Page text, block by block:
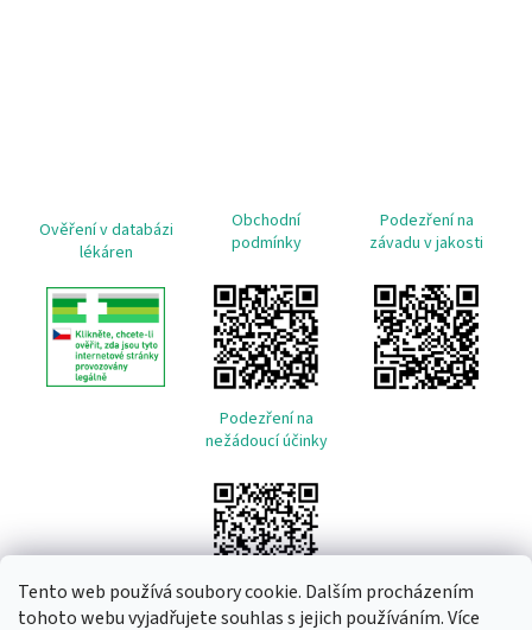
Tento web používá soubory cookie. Dalším procházením
tohoto webu vyjadřujete souhlas s jejich používáním. Více
Ověření v databázi
lékáren
Obchodní
podmínky
Podezření na
závadu v jakosti
Podezření na
nežádoucí účinky